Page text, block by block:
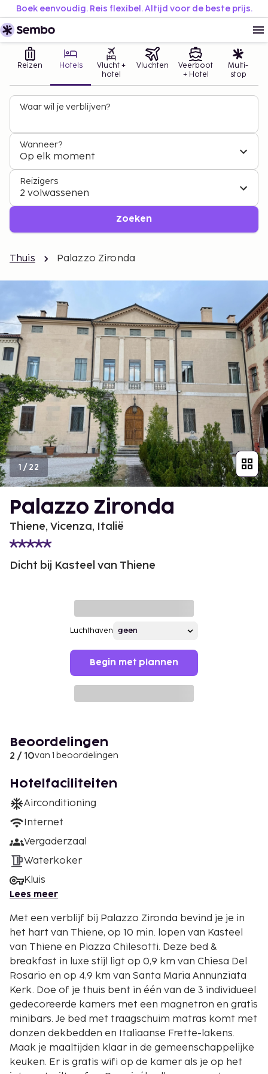
Boek eenvoudig. Reis flexibel. Altijd voor de beste prijs.
Reizen Hotels
Vlucht +
hotel
Vluchten
Veerboot
+ Hotel
Multi-
stop
Waar wil je verblijven?
Wanneer?
Op elk moment
Reizigers
2 volwassenen
Zoeken
Thuis Palazzo Zironda
1 /22
Palazzo Zironda
Thiene, Vicenza, Italië
Dicht bij Kasteel van Thiene
Luchthaven
Begin met plannen
Beoordelingen
2 / 10van 1 beoordelingen
Hotelfaciliteiten
Airconditioning
Internet
Vergaderzaal
Waterkoker
Kluis
Lees meer
Met een verblijf bij Palazzo Zironda bevind je je in
het hart van Thiene, op 10 min. lopen van Kasteel
van Thiene en Piazza Chilesotti. Deze bed &
breakfast in luxe stijl ligt op 0,9 km van Chiesa Del
Rosario en op 4,9 km van Santa Maria Annunziata
Kerk. Doe of je thuis bent in één van de 3 individueel
gedecoreerde kamers met een magnetron en gratis
minibars. Je bed met traagschuim matras komt met
donzen dekbedden en Italiaanse Frette-lakens.
Maak je maaltijden klaar in de gemeenschappelijke
keuken. Er is gratis wifi op de kamer als je op het